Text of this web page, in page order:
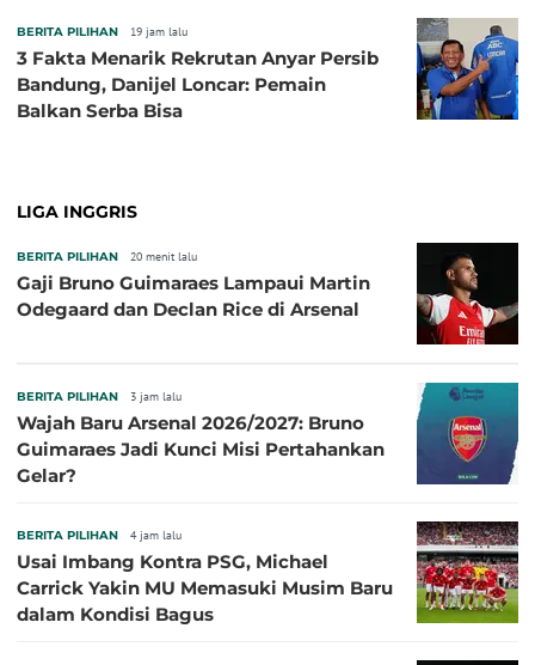
BERITA PILIHAN 19 jam lalu
3 Fakta Menarik Rekrutan Anyar Persib
Bandung, Danijel Loncar: Pemain
Balkan Serba Bisa
LIGA INGGRIS
BERITA PILIHAN 20 menit lalu
Gaji Bruno Guimaraes Lampaui Martin
Odegaard dan Declan Rice di Arsenal
BERITA PILIHAN 3 jam lalu
Wajah Baru Arsenal 2026/2027: Bruno
Guimaraes Jadi Kunci Misi Pertahankan
Gelar?
BERITA PILIHAN 4 jam lalu
Usai Imbang Kontra PSG, Michael
Carrick Yakin MU Memasuki Musim Baru
dalam Kondisi Bagus